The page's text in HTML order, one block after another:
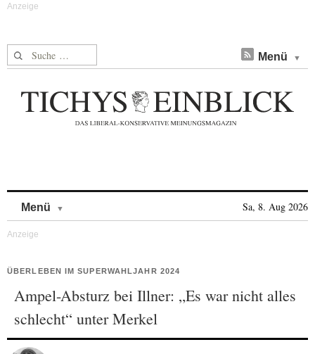
Suche nach: Menü
Menü Sa, 8. Aug 2026
ÜBERLEBEN IM SUPERWAHLJAHR 2024
Ampel-Absturz bei Illner: „Es war nicht alles
schlecht“ unter Merkel